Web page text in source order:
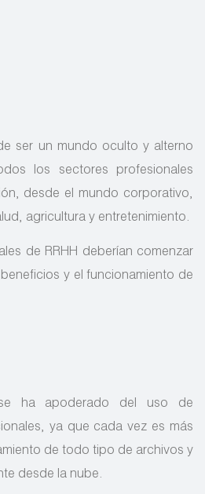
ser un mundo oculto y alterno
los sectores profesionales
desde el mundo corporativo,
agricultura y entretenimiento.
de RRHH deberían comenzar
y el funcionamiento de
ha apoderado del uso de
ya que cada vez es más
de todo tipo de archivos y
desde la nube.